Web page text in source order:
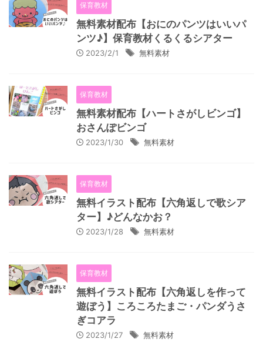
保育教材
無料素材配布【おにのパンツはいいパ
ンツ♪】保育教材くるくるシアター
2023/2/1 無料素材
保育教材
無料素材配布【ハートさがしビンゴ】
おさんぽビンゴ
2023/1/30 無料素材
保育教材
無料イラスト配布【六角返しで歌シア
ター】♪どんなかお？
2023/1/28 無料素材
保育教材
無料イラスト配布【六角返しを作って
遊ぼう】ころころたまご・パンダうさ
ぎコアラ
2023/1/27 無料素材